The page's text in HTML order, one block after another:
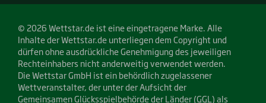
© 2026 Wettstar.de ist eine eingetragene Marke. Alle
Inhalte der Wettstar.de unterliegen dem Copyright und
dürfen ohne ausdrückliche Genehmigung des jeweiligen
Rechteinhabers nicht anderweitig verwendet werden.
Die Wettstar GmbH ist ein behördlich zugelassener
Wettveranstalter, der unter der Aufsicht der
Gemeinsamen Glücksspielbehörde der Länder (GGL ) als